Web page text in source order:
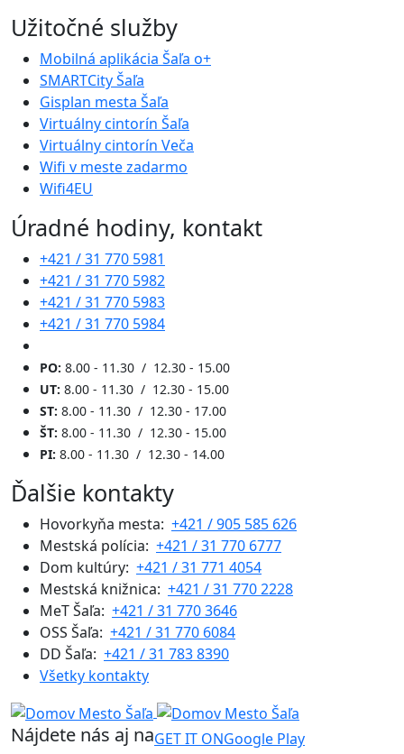
Užitočné služby
Mobilná aplikácia Šaľa o+
SMARTCity Šaľa
Gisplan mesta Šaľa
Virtuálny cintorín Šaľa
Virtuálny cintorín Veča
Wifi v meste zadarmo
Wifi4EU
Úradné hodiny, kontakt
+421 / 31 770 5981
+421 / 31 770 5982
+421 / 31 770 5983
+421 / 31 770 5984
PO: 8.00 - 11.30 / 12.30 - 15.00
UT: 8.00 - 11.30 / 12.30 - 15.00
ST: 8.00 - 11.30 / 12.30 - 17.00
ŠT: 8.00 - 11.30 / 12.30 - 15.00
PI: 8.00 - 11.30 / 12.30 - 14.00
Ďalšie kontakty
Hovorkyňa mesta: +421 / 905 585 626
Mestská polícia: +421 / 31 770 6777
Dom kultúry: +421 / 31 771 4054
Mestská knižnica: +421 / 31 770 2228
MeT Šaľa: +421 / 31 770 3646
OSS Šaľa: +421 / 31 770 6084
DD Šaľa: +421 / 31 783 8390
Všetky kontakty
Nájdete nás aj naGET IT ONGoogle Play